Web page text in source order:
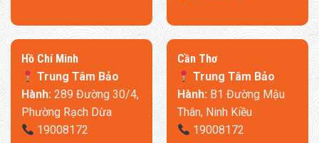
​Hồ Chí Minh
Trung Tâm Bảo
Hành:289 Đường 30/4,
Phường Rạch Dừa
19008172
Cần Thơ
Trung Tâm Bảo
Hành:B1 Đường Mậu
Thân, Ninh Kiều
19008172